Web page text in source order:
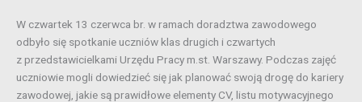
W czwartek 13 czerwca br. w ramach doradztwa zawodowego
odbyło się spotkanie uczniów klas drugich i czwartych
z przedstawicielkami Urzędu Pracy m.st. Warszawy. Podczas zajęć
uczniowie mogli dowiedzieć się jak planować swoją drogę do kariery
zawodowej, jakie są prawidłowe elementy CV, listu motywacyjnego